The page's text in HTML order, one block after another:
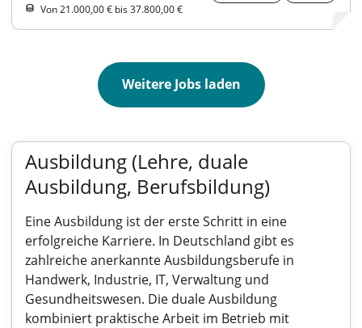
Von 21.000,00 € bis 37.800,00 €
Weitere Jobs laden
Ausbildung (Lehre, duale
Ausbildung, Berufsbildung)
Eine Ausbildung ist der erste Schritt in eine
erfolgreiche Karriere. In Deutschland gibt es
zahlreiche anerkannte Ausbildungsberufe in
Handwerk, Industrie, IT, Verwaltung und
Gesundheitswesen. Die duale Ausbildung
kombiniert praktische Arbeit im Betrieb mit